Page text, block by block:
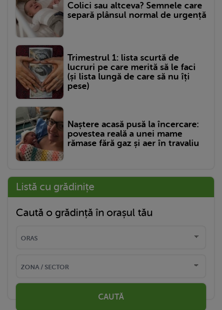
Colici sau altceva? Semnele care
separă plânsul normal de urgență
Trimestrul 1: lista scurtă de
lucruri pe care merită să le faci
(și lista lungă de care să nu îți
pese)
Naștere acasă pusă la încercare:
povestea reală a unei mame
rămase fără gaz și aer în travaliu
Listă cu grădinițe
Caută o grădință în orașul tău
CAUTĂ